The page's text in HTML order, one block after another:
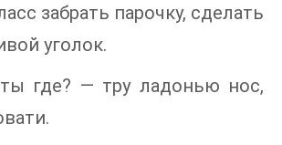
забрать парочку, сделать
уголок.
где? — тру ладонью нос,